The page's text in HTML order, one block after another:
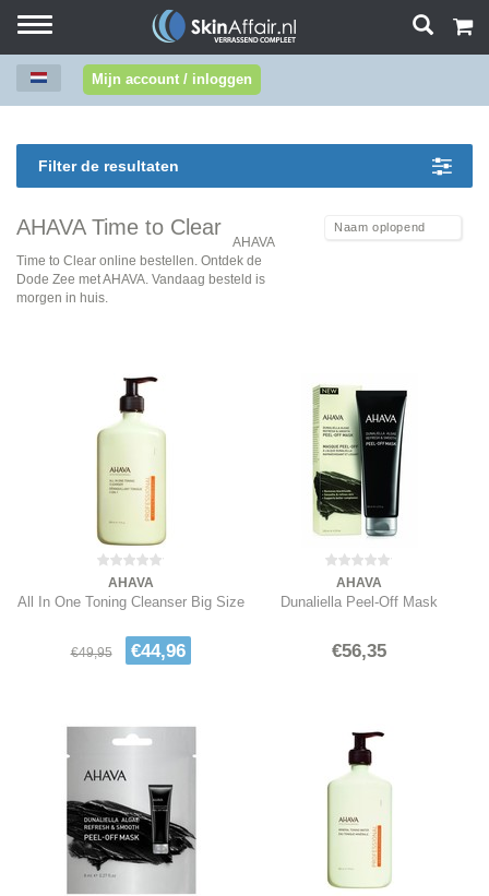
Toggle
Mijn account / inloggen
Filter de resultaten
AHAVA Time to Clear
AHAVA
Time to Clear online bestellen. Ontdek de
Dode Zee met AHAVA. Vandaag besteld is
morgen in huis.
AHAVA
All In One Toning Cleanser Big Size
€49,95 €44,96
AHAVA
Dunaliella Peel-Off Mask
€56,35